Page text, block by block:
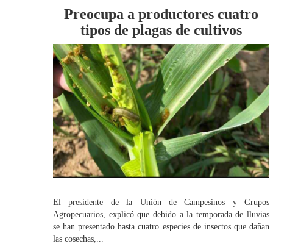
Preocupa a productores cuatro
tipos de plagas de cultivos
El presidente de la Unión de Campesinos y Grupos
Agropecuarios, explicó que debido a la temporada de lluvias
se han presentado hasta cuatro especies de insectos que dañan
las cosechas,...